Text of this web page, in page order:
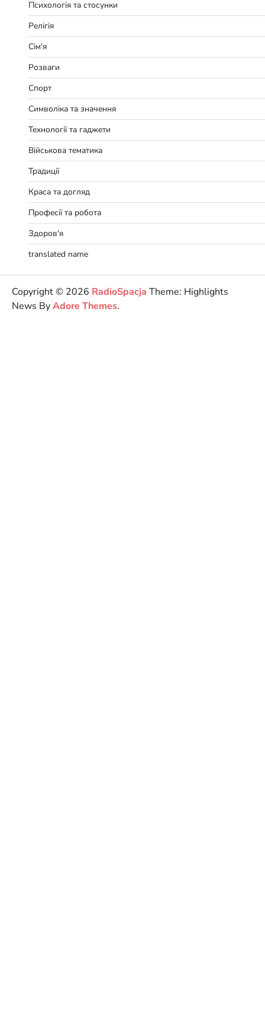
Психологія та стосунки
Релігія
Сім'я
Розваги
Спорт
Символіка та значення
Технології та гаджети
Військова тематика
Традиції
Краса та догляд
Професії та робота
Здоров'я
translated name
Copyright © 2026 RadioSpacja Theme: Highlights
News ByAdore Themes.